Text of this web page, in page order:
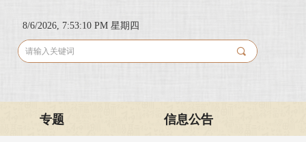
끠
8/6/2026, 7:53:11 PM 星期四
专题 信息公告